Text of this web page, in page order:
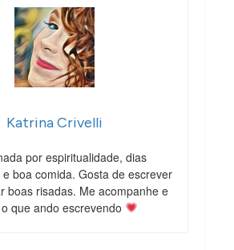
Katrina Crivelli
por espiritualidade, dias
boa comida. Gosta de escrever
boas risadas. Me acompanhe e
que ando escrevendo